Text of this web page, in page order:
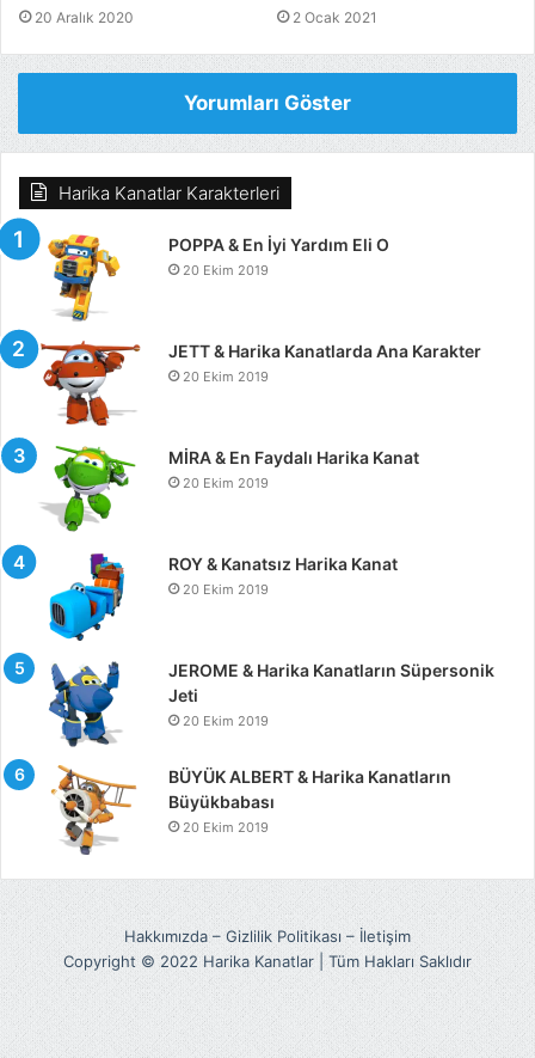
20 Aralık 2020 2 Ocak 2021
Yorumları Göster
Harika Kanatlar Karakterleri
POPPA & En İyi Yardım Eli O
20 Ekim 2019
JETT & Harika Kanatlarda Ana Karakter
20 Ekim 2019
MİRA & En Faydalı Harika Kanat
20 Ekim 2019
ROY & Kanatsız Harika Kanat
20 Ekim 2019
JEROME & Harika Kanatların Süpersonik
Jeti
20 Ekim 2019
BÜYÜK ALBERT & Harika Kanatların
Büyükbabası
20 Ekim 2019
Hakkımızda– Gizlilik Politikası – İletişim
Copyright © 2022 Harika Kanatlar | Tüm Hakları Saklıdır